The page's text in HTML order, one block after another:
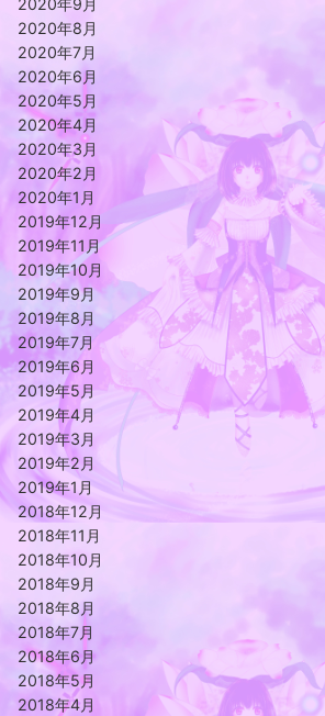
2020年9月
2020年8月
2020年7月
2020年6月
2020年5月
2020年4月
2020年3月
2020年2月
2020年1月
2019年12月
2019年11月
2019年10月
2019年9月
2019年8月
2019年7月
2019年6月
2019年5月
2019年4月
2019年3月
2019年2月
2019年1月
2018年12月
2018年11月
2018年10月
2018年9月
2018年8月
2018年7月
2018年6月
2018年5月
2018年4月